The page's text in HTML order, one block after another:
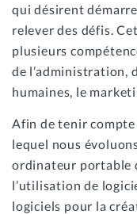
qui désirent
relever des défis.
plusieurs
de l’administration,
humaines, le
Afin de tenir
lequel nous
ordinateur portable
l’utilisation de
logiciels pour la